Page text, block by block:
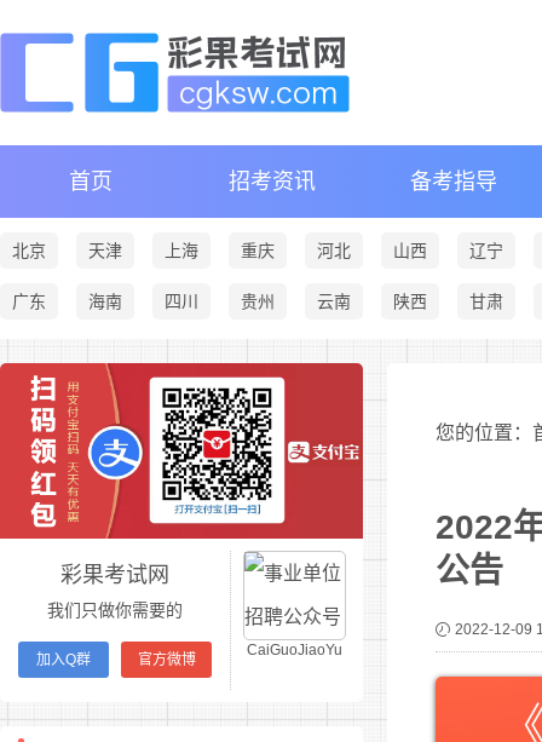
首页 招考资讯 备考指导
北京 天津 上海 重庆 河北 山西 辽宁
广东 海南 四川 贵州 云南 陕西 甘肃
彩果考试网
我们只做你需要的
加入Q群 官方微博
CaiGuoJiaoYu
您的位置：
2022
公告
2022-12-09